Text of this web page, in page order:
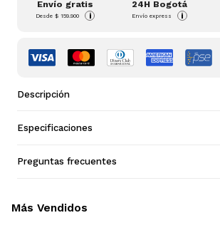
Envío gratis
Desde$ 159.900 i
24H Bogotá
Envío express i
Descripción
Especificaciones
Preguntas frecuentes
Más Vendidos